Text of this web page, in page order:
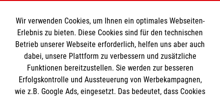
Empfänger: Malteser Hilfsdienst e.V.
IBAN: DE10 3706 0120 1201 2000 12
BIC: GENODED 1PA7
Wir verwenden Cookies, um Ihnen ein optimales Webseiten-
Erlebnis zu bieten. Diese Cookies sind für den technischen
Betrieb unserer Webseite erforderlich, helfen uns aber auch
dabei, unsere Plattform zu verbessern und zusätzliche
Funktionen bereitzustellen. Sie werden zur besseren
Erfolgskontrolle und Aussteuerung von Werbekampagnen,
wie z.B. Google Ads, eingesetzt. Das bedeutet, dass Cookies